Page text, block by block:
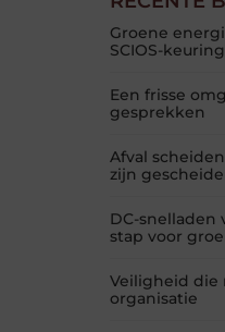
Groene
SCIOS-
Een frisse
gesprekken
Afval
zijn
DC-snelladen
stap voor
Veiligheid die
organisatie